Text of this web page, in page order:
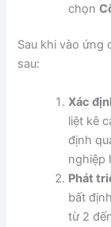
chọn
Sau khi vào ứng
sau:
Xác
liệt kê
định
nghiệp
Phát
bất
từ 2